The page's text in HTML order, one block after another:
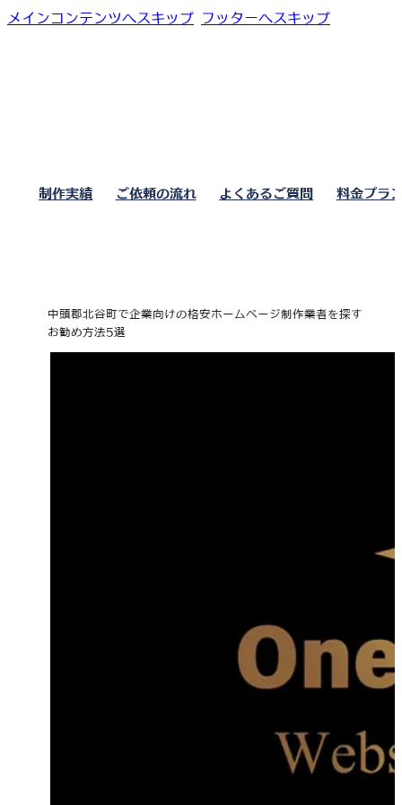
メインコンテンツへスキップ フッターへスキップ
制作実績 ご依頼の流れ よくあるご質問 料金プラ
中頭郡北谷町で企業向けの格安ホームページ制作業者を探す
お勧め方法5選